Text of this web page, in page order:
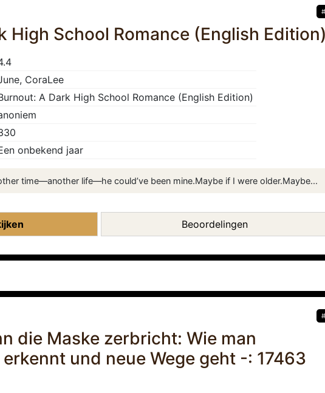
High School Romance (English
CoraLee
A Dark High School Romance (English Edition)
onbekend jaar
time—another life—he could’ve been mine.Maybe if I were older.Maybe...
Beoordelingen
die Maske zerbricht: Wie man
und neue Wege geht -: 17463